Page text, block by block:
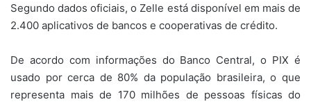
Segundo dados oficiais, o Zelle está disponível em mais de
2.400 aplicativos de bancos e cooperativas de crédito.
De acordo com informações do Banco Central, o PIX é
usado por cerca de 80% da população brasileira, o que
representa mais de 170 milhões de pessoas físicas do